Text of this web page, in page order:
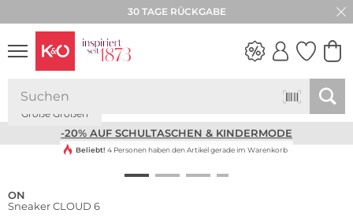
30 TAGE RÜCKGABE
NEW IN
WEDDING
-20% AUF SCHULTASCHEN & KINDERMODE
Große Größen
Beliebt! 4 Personen haben den Artikel gerade im Warenkorb
ON
Sneaker CLOUD 6